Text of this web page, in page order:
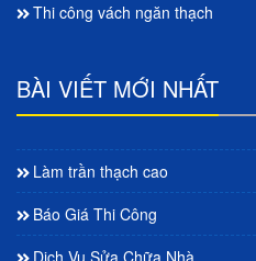
Thi công vách ngăn thạch
BÀI VIẾT MỚI NHẤT
Làm trần thạch cao
Báo Giá Thi Công
Dịch Vụ Sửa Chữa Nhà